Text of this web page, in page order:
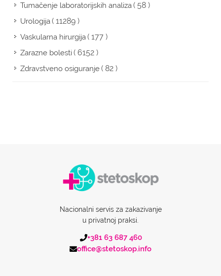
Tumačenje laboratorijskih analiza( 58 )
Urologija( 11289 )
Vaskularna hirurgija( 177 )
Zarazne bolesti( 6152 )
Zdravstveno osiguranje( 82 )
Nacionalni servis za zakazivanje
u privatnoj praksi.
+381 63 687 460
office@stetoskop.info